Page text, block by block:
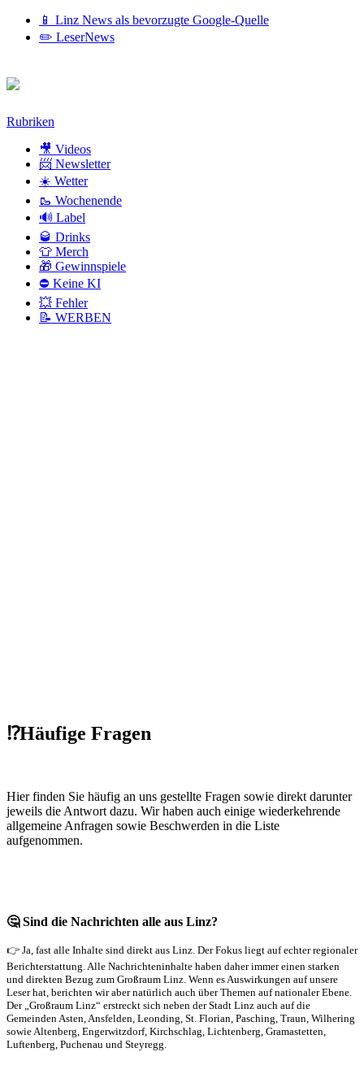
📱 Linz News als bevorzugte Google-Quelle
✏️ LeserNews
Zum
Rubriken
🎥 Videos
📨 Newsletter
☀️ Wetter
🥾 Wochenende
🔊 Label
🥃 Drinks
👕 Merch
🎁 Gewinnspiele
⛔ Keine KI
💥 Fehler
📝 WERBEN
⁉️Häufige Fragen
Hier finden Sie häufig an uns gestellte Fragen sowie direkt darunter
jeweils die Antwort dazu. Wir haben auch einige wiederkehrende
allgemeine Anfragen sowie Beschwerden in die Liste
aufgenommen.
🤔 Sind die Nachrichten alle aus Linz?
👉 Ja, fast alle Inhalte sind direkt aus Linz. Der Fokus liegt auf echter regionaler
Berichterstattung. Alle Nachrichteninhalte haben daher immer einen starken
und direkten Bezug zum Großraum Linz. Wenn es Auswirkungen auf unsere
Leser hat, berichten wir aber natürlich auch über Themen auf nationaler Ebene.
Der „Großraum Linz“ erstreckt sich neben der Stadt Linz auch auf die
Gemeinden Asten, Ansfelden, Leonding, St. Florian, Pasching, Traun, Wilhering
sowie Altenberg, Engerwitzdorf, Kirchschlag, Lichtenberg, Gramastetten,
Luftenberg, Puchenau und Steyregg.